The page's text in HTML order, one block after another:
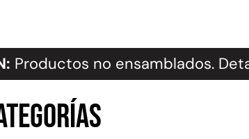
Productos no ensamblados.